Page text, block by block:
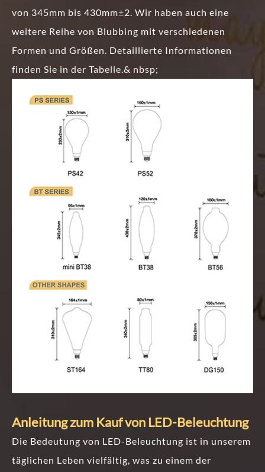
von 345mm bis 430mm±2. Wir haben auch eine
weitere Reihe von Blubbing mit verschiedenen
Formen und Größen. Detaillierte Informationen
finden Sie in der Tabelle.& nbsp;
Anleitung zum Kauf von LED-Beleuchtung
Die Bedeutung von LED-Beleuchtung ist in unserem
täglichen Leben vielfältig, was zu einem der